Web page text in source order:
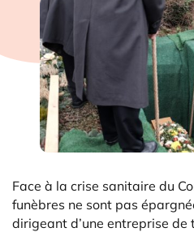
Face à la crise sanitaire du
funèbres ne sont pas
dirigeant d’une entreprise de